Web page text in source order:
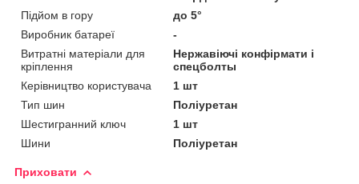
Підйом в гору
до 5°
Виробник батареї
-
Витратні матеріали для
кріплення
Нержавіючі конфірмати і
спецболты
Керівництво користувача
1 шт
Тип шин
Поліуретан
Шестигранний ключ
1 шт
Шини
Поліуретан
Приховати